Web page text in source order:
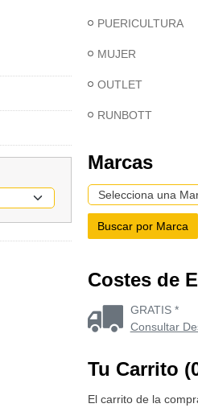
PUERICULTURA
MUJER
OUTLET
RUNBOTT
Marcas
Costes de
GRATIS *
Consultar
Tu Carrito
El carrito de la